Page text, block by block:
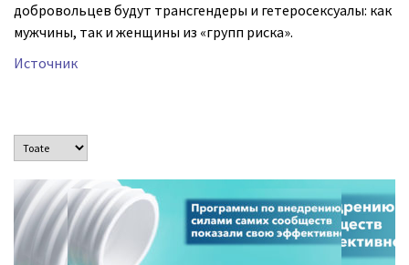
добровольцев будут трансгендеры и гетеросексуалы: как
мужчины, так и женщины из «групп риска».
Источник